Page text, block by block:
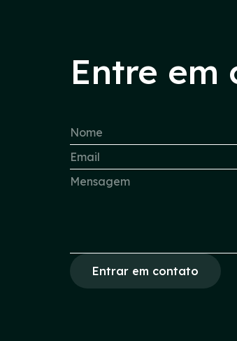
Entre em
Entrar em contato